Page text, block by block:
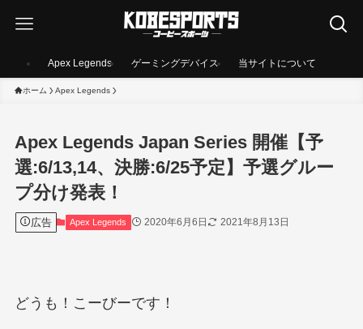
Apex Legends ゲーミングデバイス 当サイトについて
ホーム Apex Legends
Apex Legends Japan Series 開催【予
選:6/13,14、決勝:6/25予定】予選グルー
プ分け発表！
広告 Apex Legends 2020年6月6日 2021年8月13日
どうも！こーびーです！